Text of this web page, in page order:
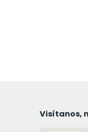
Visítanos,